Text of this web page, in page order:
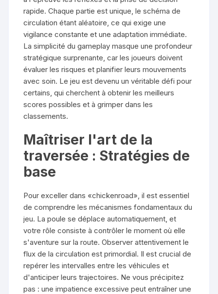
rapide. Chaque partie est unique, le schéma de
circulation étant aléatoire, ce qui exige une
vigilance constante et une adaptation immédiate.
La simplicité du gameplay masque une profondeur
stratégique surprenante, car les joueurs doivent
évaluer les risques et planifier leurs mouvements
avec soin. Le jeu est devenu un véritable défi pour
certains, qui cherchent à obtenir les meilleurs
scores possibles et à grimper dans les
classements.
Maîtriser l'art de la
traversée : Stratégies de
base
Pour exceller dans «chickenroad», il est essentiel
de comprendre les mécanismes fondamentaux du
jeu. La poule se déplace automatiquement, et
votre rôle consiste à contrôler le moment où elle
s'aventure sur la route. Observer attentivement le
flux de la circulation est primordial. Il est crucial de
repérer les intervalles entre les véhicules et
d'anticiper leurs trajectoires. Ne vous précipitez
pas : une impatience excessive peut entraîner une